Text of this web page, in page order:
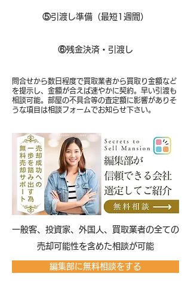
⑤引渡し準備（最短1週間）
⑥残金決済・引渡し
問合せから数日程度で買取業者から買取り金額など
を提示し、金額が合えば速やかに契約。早い引渡も
相談可能。部屋の不具合等の査定額に影響がありそ
うな項目は相談フォームでお知らせ下さい。
​一般客、投資家、外国人、買取業者の全ての
売却可能性を含めた相談が可能
編集部に無料相談をする